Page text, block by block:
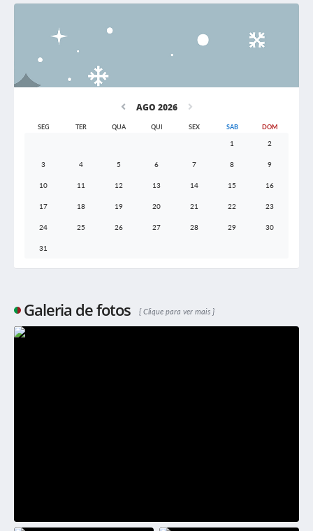
AGO 2026
SEG TER QUA QUI SEX SAB DOM
1 2
3 4 5 6 7 8 9
10 11 12 13 14 15 16
17 18 19 20 21 22 23
24 25 26 27 28 29 30
31
Galeria de fotos Clique para ver mais